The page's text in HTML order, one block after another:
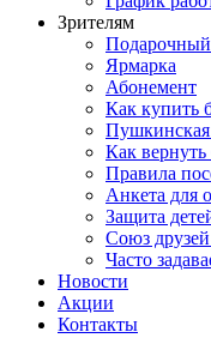
Зрителям
Подарочный
Ярмарка
Абонемент
Как купить
Пушкинская
Как вернуть
Правила
Анкета для
Защита
Союз
Часто
Новости
Акции
Контакты